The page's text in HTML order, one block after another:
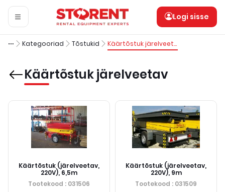
Logi sisse
Kategooriad Tõstukid Käärtõstuk järelveetav
Käärtõstuk järelveetav
Käärtõstuk (järelveetav,
220V), 6,5m
Tootekood : 031506
Käärtõstuk (järelveetav,
220V), 9m
Tootekood : 031509